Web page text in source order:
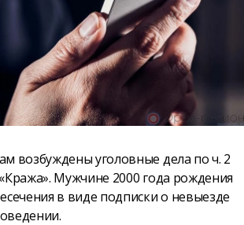
возбуждены уголовные дела по ч. 2
Мужчине 2000 года рождения
в виде подписки о невыезде